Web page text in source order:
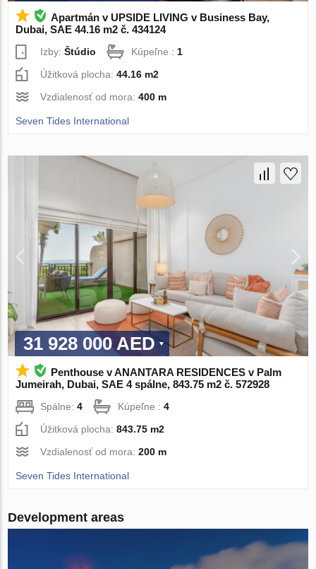
Apartmán v UPSIDE LIVING v Business Bay,
Dubai, SAE 44.16 m2 č. 434124
Izby:Štúdio Kúpeľne : 1
Úžitková plocha:44.16 m2
Vzdialenosť od mora:400 m
Seven Tides International
31 928 000 AED
Penthouse v ANANTARA RESIDENCES v Palm
Jumeirah, Dubai, SAE 4 spálne, 843.75 m2 č. 572928
Spálne:4 Kúpeľne :4
Úžitková plocha:843.75 m2
Vzdialenosť od mora:200 m
Seven Tides International
Development areas